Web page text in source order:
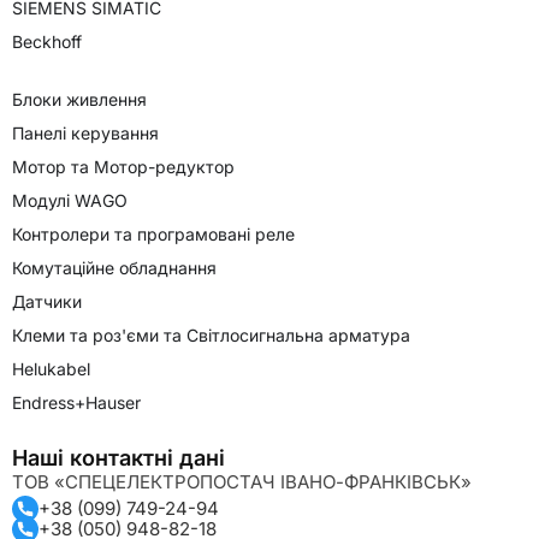
SIEMENS SIMATIC
Beckhoff
Блоки живлення
Панелі керування
Мотор та Мотор-редуктор
Модулі WAGO
Контролери та програмовані реле
Комутаційне обладнання
Датчики
Клеми та роз'єми та Світлосигнальна арматура
Helukabel
Endress+Hauser
Наші контактні дані
ТОВ «СПЕЦЕЛЕКТРОПОСТАЧ ІВАНО-ФРАНКІВСЬК»
+38 (099) 749-24-94
+38 (050) 948-82-18